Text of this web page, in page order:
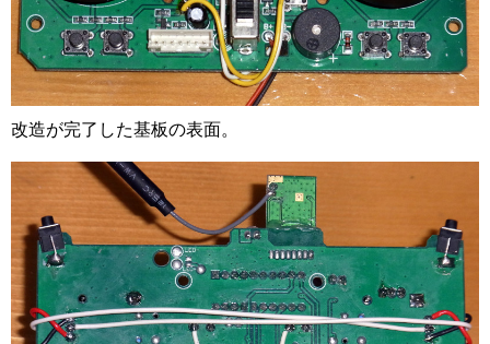
改造が完了した基板の表面。